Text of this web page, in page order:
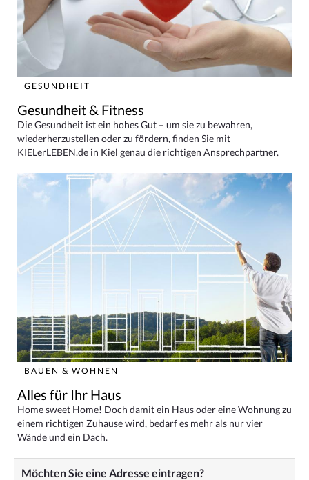
GESUNDHEIT
Gesundheit & Fitness
Die Gesundheit ist ein hohes Gut – um sie zu bewahren,
wiederherzustellen oder zu fördern, finden Sie mit
KIELerLEBEN.de in Kiel genau die richtigen Ansprechpartner.
BAUEN & WOHNEN
Alles für Ihr Haus
Home sweet Home! Doch damit ein Haus oder eine Wohnung zu
einem richtigen Zuhause wird, bedarf es mehr als nur vier
Wände und ein Dach.
Möchten Sie eine Adresse eintragen?